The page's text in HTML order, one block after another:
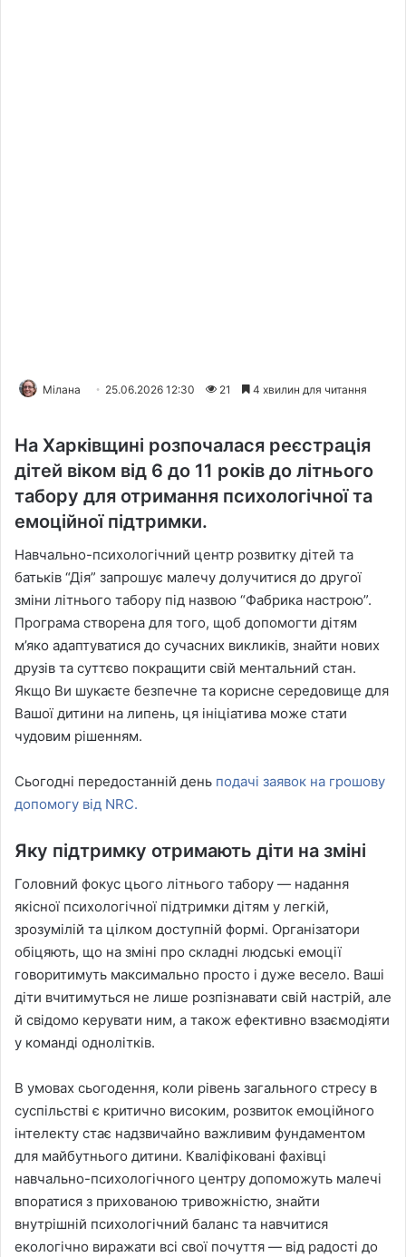
Мілана 25.06.2026 12:30 21 4 хвилин для читання
На Харківщині розпочалася реєстрація
дітей віком від 6 до 11 років до літнього
табору для отримання психологічної та
емоційної підтримки.
Навчально-психологічний центр розвитку дітей та
батьків “Дія” запрошує малечу долучитися до другої
зміни літнього табору під назвою “Фабрика настрою”.
Програма створена для того, щоб допомогти дітям
м’яко адаптуватися до сучасних викликів, знайти нових
друзів та суттєво покращити свій ментальний стан.
Якщо Ви шукаєте безпечне та корисне середовище для
Вашої дитини на липень, ця ініціатива може стати
чудовим рішенням.
Сьогодні передостанній день подачі заявок на грошову
допомогу від NRC.
Яку підтримку отримають діти на зміні
Головний фокус цього літнього табору — надання
якісної психологічної підтримки дітям у легкій,
зрозумілій та цілком доступній формі. Організатори
обіцяють, що на зміні про складні людські емоції
говоритимуть максимально просто і дуже весело. Ваші
діти вчитимуться не лише розпізнавати свій настрій, але
й свідомо керувати ним, а також ефективно взаємодіяти
у команді однолітків.
В умовах сьогодення, коли рівень загального стресу в
суспільстві є критично високим, розвиток емоційного
інтелекту стає надзвичайно важливим фундаментом
для майбутнього дитини. Кваліфіковані фахівці
навчально-психологічного центру допоможуть малечі
впоратися з прихованою тривожністю, знайти
внутрішній психологічний баланс та навчитися
екологічно виражати всі свої почуття — від радості до